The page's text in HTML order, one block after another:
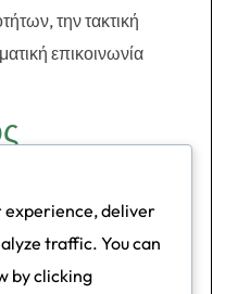
την τακτική
επικοινωνία
διάταξη
experience, deliver
traffic. You can
by clicking